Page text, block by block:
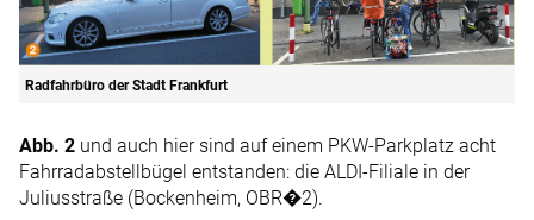
Radfahrbüro der Stadt Frankfurt
Abb. 2 und auch hier sind auf einem PKW-Parkplatz acht
Fahrradabstellbügel entstanden: die ALDI-Filiale in der
Juliusstraße (Bockenheim, OBR�2).